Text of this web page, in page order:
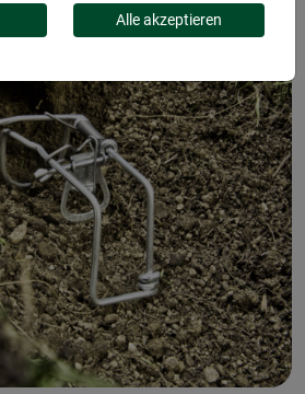
Alle akzeptieren